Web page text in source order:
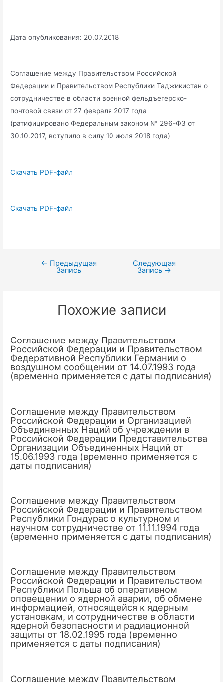
Дата опубликования: 20.07.2018
Соглашение между Правительством Российской
Федерации и Правительством Республики Таджикистан о
сотрудничестве в области военной фельдъегерско-
почтовой связи от 27 февраля 2017 года
(ратифицировано Федеральным законом № 296-ФЗ от
30.10.2017, вступило в силу 10 июля 2018 года)
Скачать PDF-файл
Скачать PDF-файл
Навигация
записям
← Предыдущая
Запись
Следующая
Запись →
Похожие записи
Соглашение между Правительством
Российской Федерации и Правительством
Федеративной Республики Германии о
воздушном сообщении от 14.07.1993 года
(временно применяется с даты подписания)
Соглашение между Правительством
Российской Федерации и Организацией
Объединенных Наций об учреждении в
Российской Федерации Представительства
Организации Объединенных Наций от
15.06.1993 года (временно применяется с
даты подписания)
Соглашение между Правительством
Российской Федерации и Правительством
Республики Гондурас о культурном и
научном сотрудничестве от 11.11.1994 года
(временно применяется с даты подписания)
Соглашение между Правительством
Российской Федерации и Правительством
Республики Польша об оперативном
оповещении о ядерной аварии, об обмене
информацией, относящейся к ядерным
установкам, и сотрудничестве в области
ядерной безопасности и радиационной
защиты от 18.02.1995 года (временно
применяется с даты подписания)
Соглашение между Правительством